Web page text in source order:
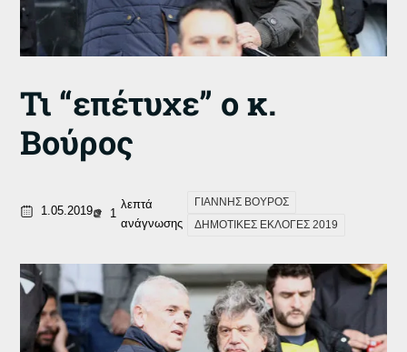
Τι “επέτυχε” ο κ.
Βούρος
1.05.2019 1
λεπτά
ανάγνωσης
ΓΙΑΝΝΗΣ ΒΟΥΡΟΣ
ΔΗΜΟΤΙΚΕΣ ΕΚΛΟΓΕΣ 2019